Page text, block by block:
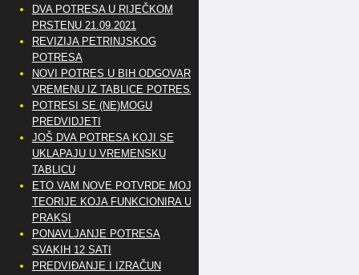
DVA POTRESA U RIJEČKOM
PRSTENU 21.09.2021
REVIZIJA PETRINJSKOG
POTRESA
NOVI POTRES U BIH ODGOVARA
VREMENU IZ TABLICE POTRESA
POTRESI SE (NE)MOGU
PREDVIDJETI
JOŠ DVA POTRESA KOJI SE
UKLAPAJU U VREMENSKU
TABLICU
ETO VAM NOVE POTVRDE MOJE
TEORIJE KOJA FUNKCIONIRA U
PRAKSI
PONAVLJANJE POTRESA
SVAKIH 12 SATI
PREDVIĐANJE I IZRAČUN